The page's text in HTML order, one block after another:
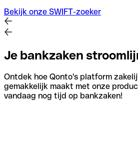
Bekijk onze SWIFT-zoeker
Je bankzaken
Ontdek hoe Qonto's platform
gemakkelijk maakt met onze
vandaag nog tijd op bankzaken!